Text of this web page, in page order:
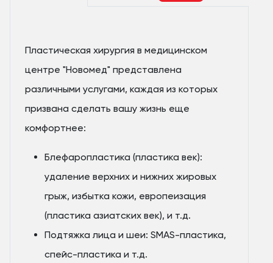
Пластическая хирургия в медицинском
центре "Новомед" представлена
различными услугами, каждая из которых
призвана сделать вашу жизнь еще
комфортнее:
Блефаропластика (пластика век):
удаление верхних и нижних жировых
грыж, избытка кожи, европеизация
(пластика азиатских век), и т.д.
Подтяжка лица и шеи: SMAS-пластика,
спейс-пластика и т.д.